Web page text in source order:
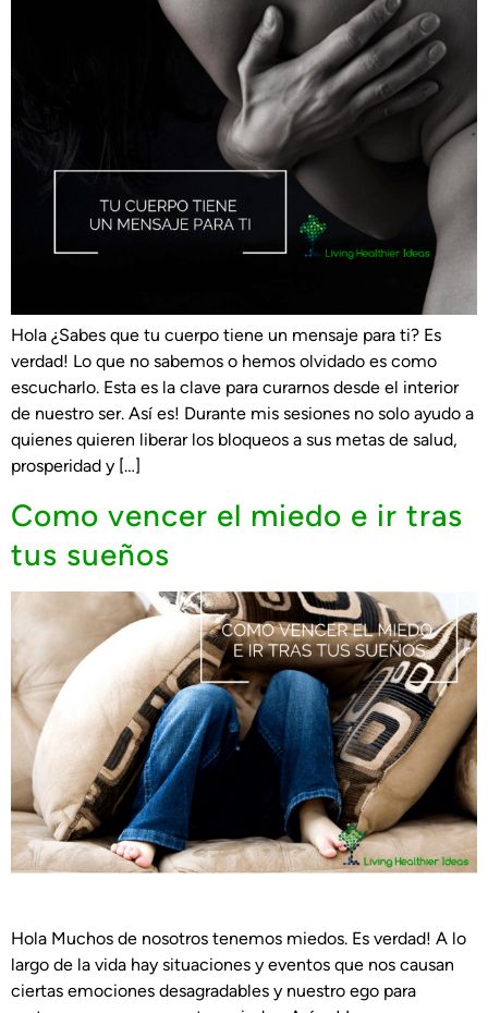
Hola ¿Sabes que tu cuerpo tiene un mensaje para ti? Es
verdad! Lo que no sabemos o hemos olvidado es como
escucharlo. Esta es la clave para curarnos desde el interior
de nuestro ser. Así es! Durante mis sesiones no solo ayudo a
quienes quieren liberar los bloqueos a sus metas de salud,
prosperidad y […]
Como vencer el miedo e ir tras
tus sueños
Hola Muchos de nosotros tenemos miedos. Es verdad! A lo
largo de la vida hay situaciones y eventos que nos causan
ciertas emociones desagradables y nuestro ego para